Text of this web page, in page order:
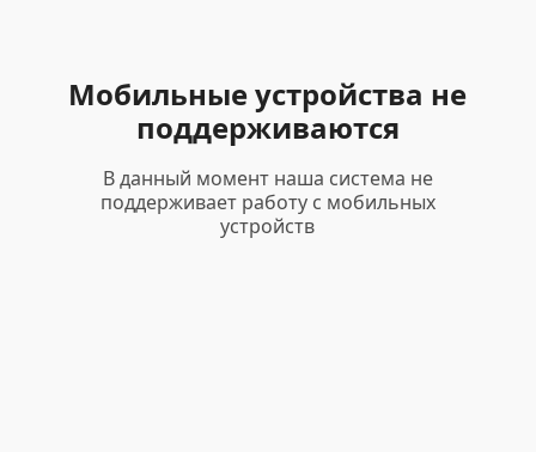
Мобильные устройства не
поддерживаются
В данный момент наша система не
поддерживает работу с мобильных
устройств